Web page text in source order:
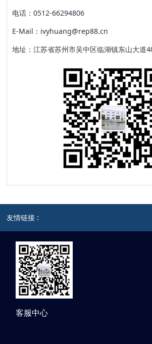
电话：0512-66294806
E-Mail：ivyhuang@rep88.cn
地址：江苏省苏州市吴中区临湖镇东山大道
友情链接 :
客服中心